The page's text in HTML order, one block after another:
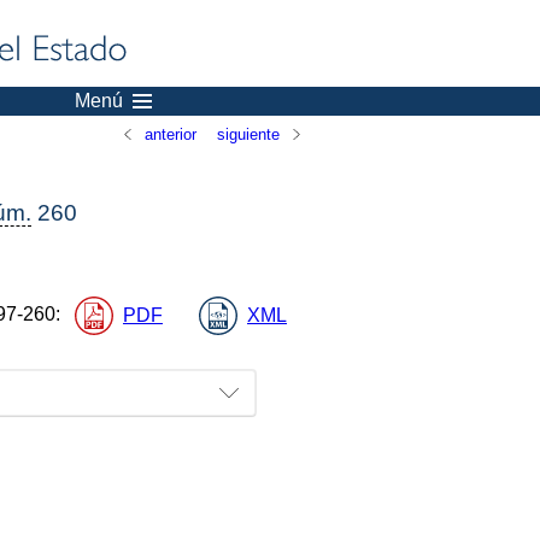
Menú
anterior siguiente
260
260: PDF XML